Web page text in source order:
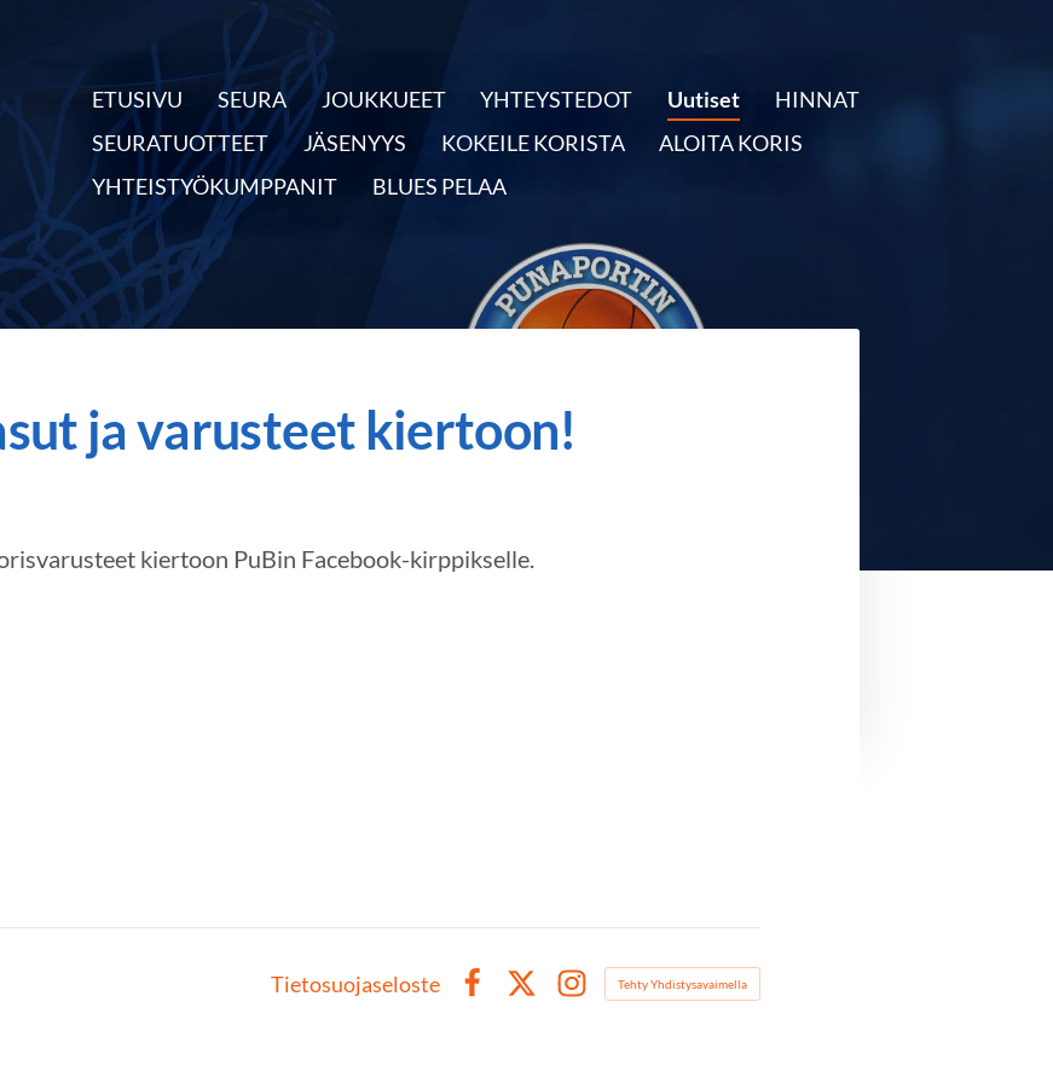
ETUSIVU SEURA JOUKKUEET YHTEYSTEDOT Uutiset
HINNAT
SEURATUOTTEET
JÄSENYYS KOKEILE KORISTA
ALOITA KORIS
YHTEISTYÖKUMPPANIT
BLUES PELAA
ja varusteet kiertoon!
kiertoon PuBin Facebook-kirppikselle.
Tietosuojaseloste
Instagram
Tehty Yhdistysavaimella